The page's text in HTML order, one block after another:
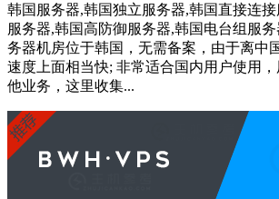
韩国服务器,韩国独立服务器,韩国直接连
服务器,韩国高防御服务器,韩国电台组服
务器机房位于韩国，无需备案，由于离中
速度上面相当快; 非常适合国内用户使用
他业务，这里收集...